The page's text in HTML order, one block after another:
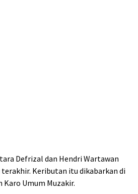
Defrizal dan Hendri Wartawan
Keributan itu dikabarkan di
Karo Umum Muzakir.